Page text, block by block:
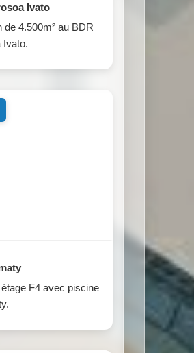
Ivato
de 4.500m² au BDR
Ivato.
F4 avec piscine